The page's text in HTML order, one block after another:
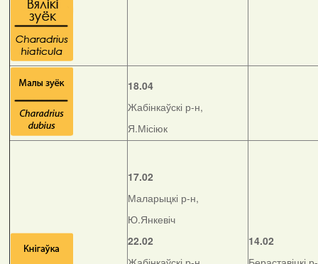
18.04
Жабінкаўскі р-н,
Я.Місіюк
17.02
Маларыцкі р-н,
Ю.Янкевіч
22.02
14.02